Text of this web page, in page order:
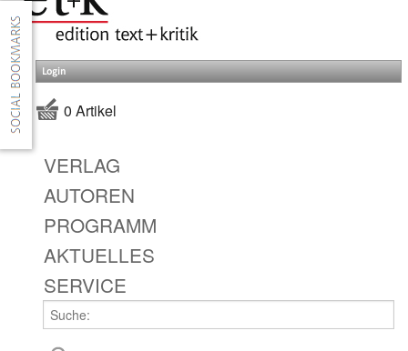
Login
0 Artikel
VERLAG
AUTOREN
PROGRAMM
AKTUELLES
SERVICE